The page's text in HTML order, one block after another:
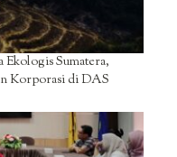
Ekologis Sumatera,
Korporasi di DAS